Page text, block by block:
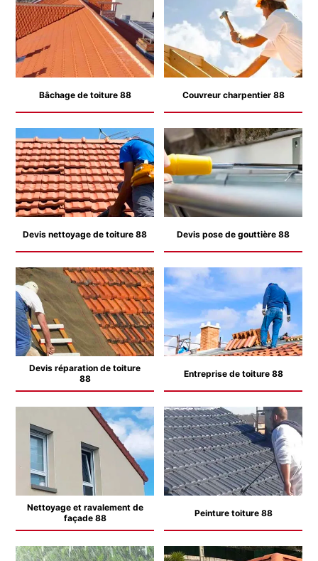
Bâchage de toiture 88 Couvreur charpentier 88
Devis nettoyage de toiture 88 Devis pose de gouttière 88
Devis réparation de toiture
88
Entreprise de toiture 88
Nettoyage et ravalement de
façade 88
Peinture toiture 88